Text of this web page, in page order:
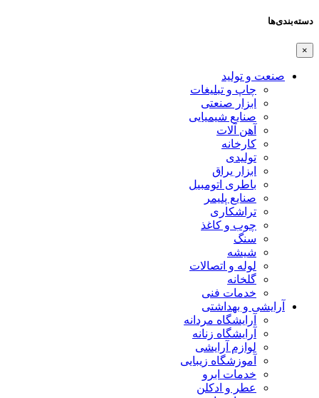
دسته‌بندی‌ها
×
صنعت و تولید
چاپ و تبلیغات
ابزار صنعتی
صنایع شیمیایی
آهن آلات
کارخانه
تولیدی
ابزار یراق
باطری اتومبیل
صنایع پلیمر
تراشکاری
چوب و کاغذ
سنگ
شیشه
لوله و اتصالات
گلخانه
خدمات فنی
آرایشی و بهداشتی
آرایشگاه مردانه
آرایشگاه زنانه
لوازم آرایشی
آموزشگاه زیبایی
خدمات ابرو
عطر و ادکلن